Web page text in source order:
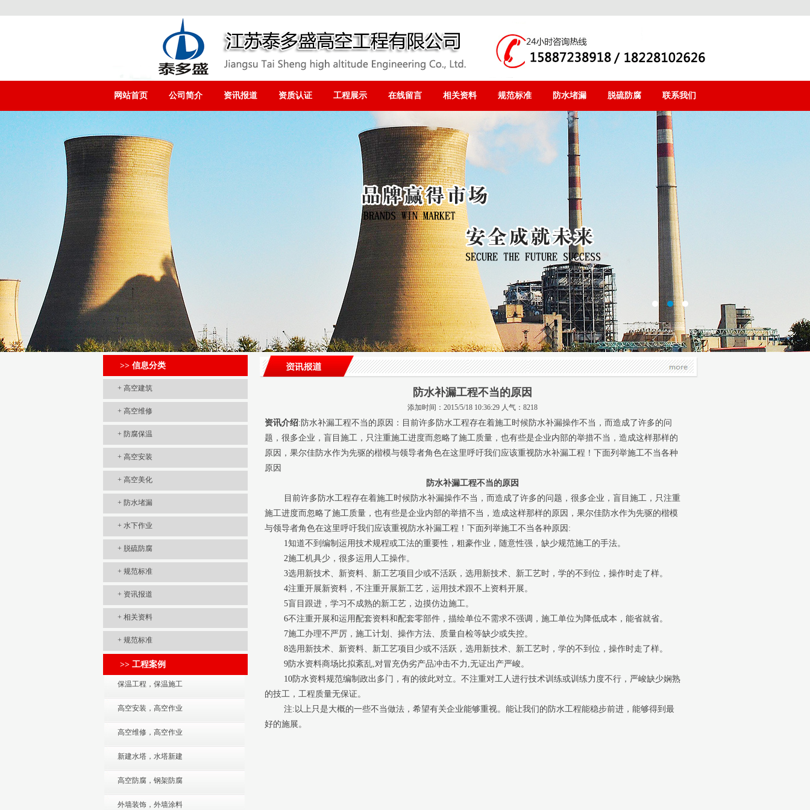
网站首页 公司简介 资讯报道 资质认证 工程展示 在线留言 相关资料 规范标准 防水堵漏 脱硫防腐 联系我们
>> 信息分类
+ 高空建筑
+ 高空维修
+ 防腐保温
+ 高空安装
+ 高空美化
+ 防水堵漏
+ 水下作业
+ 脱硫防腐
+ 规范标准
+ 资讯报道
+ 相关资料
+ 规范标准
>> 工程案例
保温工程，保温施工
高空安装，高空作业
高空维修，高空作业
新建水塔，水塔新建
高空防腐，钢架防腐
外墙装饰，外墙涂料
防水补漏工程不当的原因
添加时间：2015/5/18 10:36:29 人气：8218
资讯介绍:防水补漏工程不当的原因：目前许多防水工程存在着施工时候防水补漏操作不当，而造成了许多的问
题，很多企业，盲目施工，只注重施工进度而忽略了施工质量，也有些是企业内部的举措不当，造成这样那样的
原因，果尔佳防水作为先驱的楷模与领导者角色在这里呼吁我们应该重视防水补漏工程！下面列举施工不当各种
原因
防水补漏工程不当的原因
目前许多防水工程存在着施工时候防水补漏操作不当，而造成了许多的问题，很多企业，盲目施工，只注重
施工进度而忽略了施工质量，也有些是企业内部的举措不当，造成这样那样的原因，果尔佳防水作为先驱的楷模
与领导者角色在这里呼吁我们应该重视防水补漏工程！下面列举施工不当各种原因 :
1知道不到编制运用技术规程或工法的重要性，粗豪作业，随意性强，缺少规范施工的手法。
2施工机具少，很多运用人工操作。
3选用新技术、新资料、新工艺项目少或不活跃，选用新技术、新工艺时，学的不到位，操作时走了样。
4注重开展新资料，不注重开展新工艺，运用技术跟不上资料开展。
5盲目跟进，学习不成熟的新工艺，边摸仿边施工。
6不注重开展和运用配套资料和配套零部件，描绘单位不需求不强调，施工单位为降低成本，能省就省。
7施工办理不严厉，施工计划、操作方法、质量自检等缺少或失控。
8选用新技术、新资料、新工艺项目少或不活跃，选用新技术、新工艺时，学的不到位，操作时走了样。
9防水资料商场比拟紊乱,对冒充伪劣产品冲击不力 ,无证出产严峻。
10防水资料规范编制政出多门，有的彼此对立。不注重对工人进行技术训练或训练力度不行，严峻缺少娴熟
的技工，工程质量无保证。
注: 以上只是大概的一些不当做法，希望有关企业能够重视。能让我们的防水工程能稳步前进，能够得到最
好的施展。